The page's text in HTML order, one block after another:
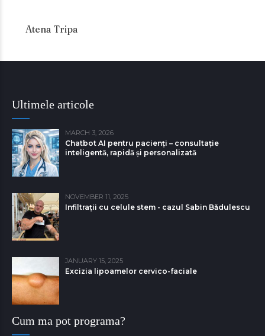
Atena Tripa
Ultimele articole
MARCH 3, 2026
Chatbot AI pentru pacienți – consultație
inteligentă, rapidă și personalizată
NOVEMBER 11, 2025
Infiltrații cu celule stem - cazul Sabin Bǎdulescu
JANUARY 15, 2025
Excizia lipoamelor cervico-faciale
Cum ma pot programa?